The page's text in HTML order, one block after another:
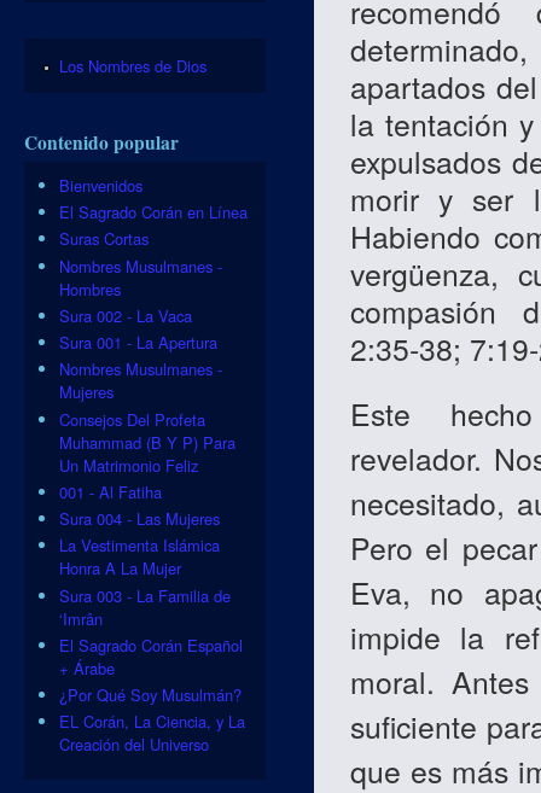
apartados
la tentación
expulsados
morir y ser
Habiendo
vergüenza,
compasión
2:35‑38;
Este
revelador.
necesitado,
Pero el
Eva, no
impide la
moral.
suficiente
que es más
Los Nombres de Dios
Contenido popular
Bienvenidos
El Sagrado Corán en Línea
Suras Cortas
Nombres Musulmanes -
Hombres
Sura 002 - La Vaca
Sura 001 - La Apertura
Nombres Musulmanes -
Mujeres
Consejos Del Profeta
Muhammad (B Y P) Para
Un Matrimonio Feliz
001 - Al Fatiha
Sura 004 - Las Mujeres
La Vestimenta Islámica
Honra A La Mujer
Sura 003 - La Familia de
‘Imrân
El Sagrado Corán Español
+ Árabe
¿Por Qué Soy Musulmán?
EL Corán, La Ciencia, y La
Creación del Universo